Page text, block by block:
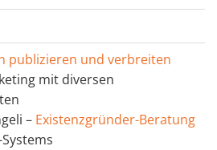
publizieren und verbreiten
mit diversen
– Existenzgründer-Beratung